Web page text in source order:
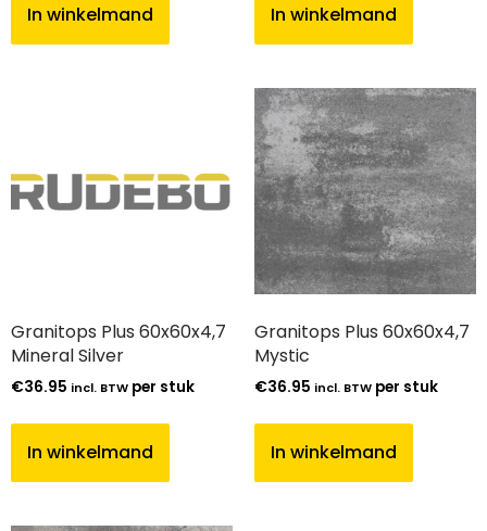
In winkelmand In winkelmand
Granitops Plus 60x60x4,7
Mineral Silver
€36.95 incl. BTW per stuk
In winkelmand
Granitops Plus 60x60x4,7
Mystic
€36.95 incl. BTW per stuk
In winkelmand